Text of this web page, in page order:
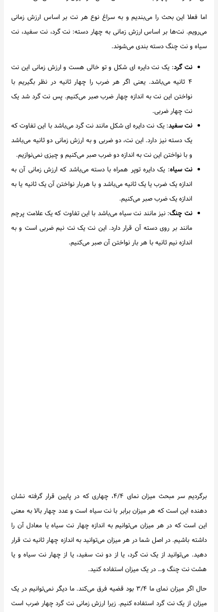
اما فعلا این بحث را می‌بندیم و به سراغ نوع هر نت بر اساس ارزش زمانی
می‌رویم. نت‌ها بر اساس ارزش زمانی به چهار دسته: نت گرد، نت سفید، نت
سیاه و نت چنگ دسته بندی می‌شوند.
نت گرد: یک نت دایره ای شکل و تو خالی هست و ارزش زمانی این نت
۴ ثانیه می‌باشد. یعنی اگر هر ضرب را چهار ثانیه در نظر بگیریم با
نواختن این نت به اندازه چهار ضرب صبر می‌کنیم. پس نت گرد شد یک
نت چهار ضربی.
نت سفید: یک نت دایره ای شکل مانند نت گرد می‌باشد با این تفاوت که
یک دسته نیز دارد. این نت، دو ضربی و به ارزش زمانی دو ثانیه می‌باشد
و با نواختن این نت به اندازه دو ضرب صبر می‌کنیم و چیزی نمی‌نوازیم.
نت سیاه: یک دایره توپر همراه با دسته می‌باشد که ارزش زمانی آن به
اندازه یک ضرب یا یک ثانیه می‌باشد و با هربار نواختن آن یک ثانیه یا به
اندازه یک ضرب صبر می‌کنیم.
نت چنگ: نیز مانند نت سیاه می‌باشد با این تفاوت که یک علامت پرچم
مانند بر روی دسته آن قرار دارد. این نت یک نت نیم ضربی است و به
اندازه نیم ثانیه با هر بار نواختن آن صبر می‌کنیم.
برگردیم سر مبحث میزان نمای ۴/۴، چهاری که در پایین قرار گرفته نشان
دهنده این است که هر میزان برابر با نت سیاه است و عدد چهار بالا به معنی
این است که در هر میزان می‌توانیم به اندازه چهار نت سیاه یا معادل آن را
داشته باشیم. در اصل شما در هر میزان می‌توانید به اندازه چهار ثانیه نت قرار
دهید. می‌توانید از یک نت گرد، یا از دو نت سفید، یا از چهار نت سیاه و یا
هشت نت چنگ و… در یک میزان استفاده کنید.
حال اگر میزان نمای ما ۳/۴ بود قضیه فرق می‌کند. ما دیگر نمی‌توانیم در یک
میزان از یک نت گرد استفاده کنیم. زیرا ارزش زمانی نت گرد چهار ضرب است